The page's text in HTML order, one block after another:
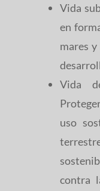
Vida
en
mares
Vida
uso
contra